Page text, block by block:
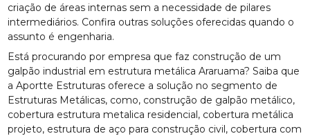
criação de áreas internas sem a necessidade de pilares
intermediários. Confira outras soluções oferecidas quando o
assunto é engenharia.
Está procurando por empresa que faz construção de um
galpão industrial em estrutura metálica Araruama? Saiba que
a Aportte Estruturas oferece a solução no segmento de
Estruturas Metálicas, como, construção de galpão metálico,
cobertura estrutura metalica residencial, cobertura metálica
projeto, estrutura de aço para construção civil, cobertura com